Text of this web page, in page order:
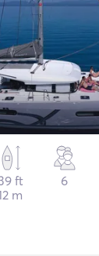
ft
m
6